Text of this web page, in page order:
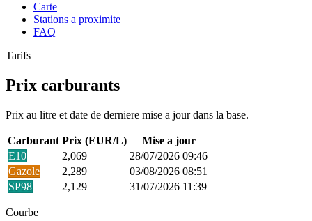
Carte
Stations a proximite
FAQ
Tarifs
Prix carburants
Prix au litre et date de derniere mise a jour dans la base.
Carburant Prix (EUR/L)
Mise a jour
E10
2,069
28/07/2026 09:46
Gazole
2,289
03/08/2026 08:51
SP98
2,129 31/07/2026 11:39
Courbe